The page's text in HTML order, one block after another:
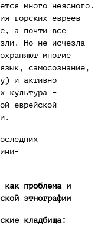
много неясного.
горских евреев
а почти все
Но не исчезла
многие
самосознание,
и активно
культура –
еврейской
проблема и
этнографии
кладбища: